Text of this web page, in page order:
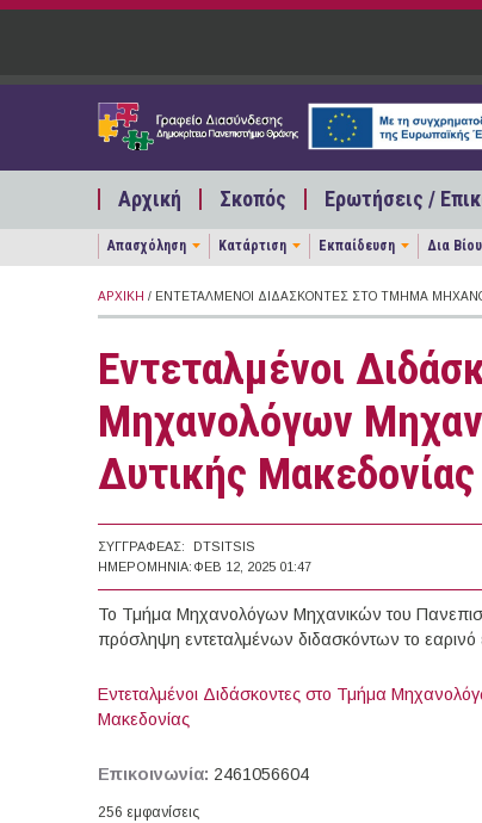
Παράκαμψη προς το κυρίως περιεχόμενο
Αρχική Σκοπός Ερωτήσεις /
Απασχόληση Κατάρτιση Εκπαίδευση Δια
ΑΡΧΙΚΉ / ΕΝΤΕΤΑΛΜΈΝΟΙ ΔΙΔΆΣΚΟΝΤΕΣ ΣΤΟ ΤΜΉΜΑ
Εντεταλμένοι
Μηχανολόγων
Δυτικής Μακεδονίας
ΣΥΓΓΡΑΦΈΑΣ:
DTSITSIS
ΗΜΕΡΟΜΗΝΊΑ: ΦΕΒ 12, 2025 01:47
Το Τμήμα Μηχανολόγων Μηχανικών του
πρόσληψη εντεταλμένων διδασκόντων το
Εντεταλμένοι Διδάσκοντες στο Τμήμα
Μακεδονίας
Επικοινωνία: 2461056604
256 εμφανίσεις